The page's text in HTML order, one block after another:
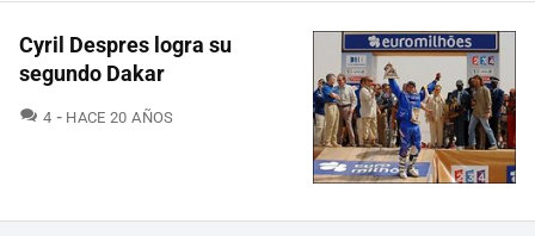
Cyril Despres logra su
segundo Dakar
4 COMENTARIOS
HACE 20 AÑOS